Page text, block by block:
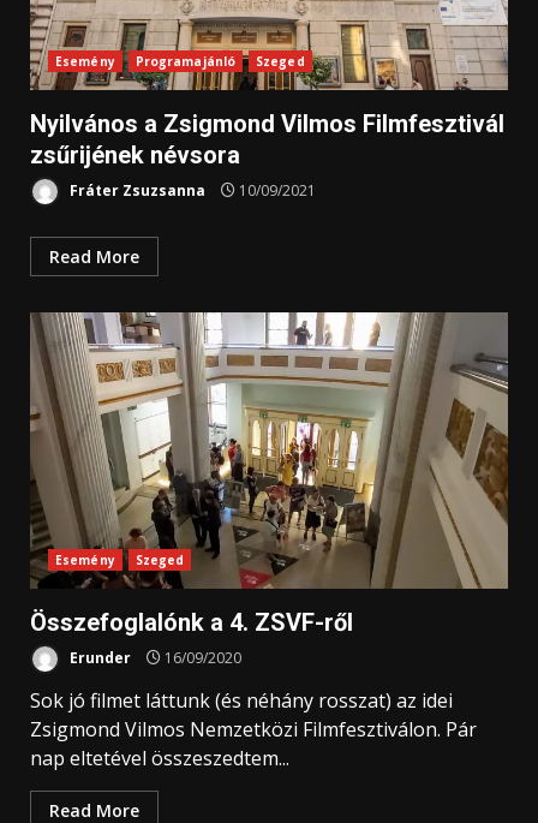
Esemény Programajánló Szeged
Nyilvános a Zsigmond Vilmos Filmfesztivál
zsűrijének névsora
Fráter Zsuzsanna 10/09/2021
Read More
Esemény Szeged
Összefoglalónk a 4. ZSVF-ről
Erunder 16/09/2020
Sok jó filmet láttunk (és néhány rosszat) az idei
Zsigmond Vilmos Nemzetközi Filmfesztiválon. Pár
nap eltetével összeszedtem...
Read More